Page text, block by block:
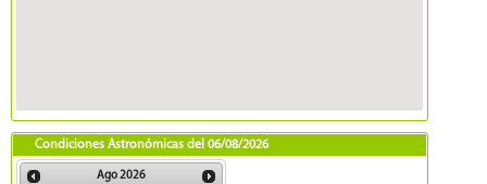
Condiciones Astronómicas del 06/08/2026
Ago2026